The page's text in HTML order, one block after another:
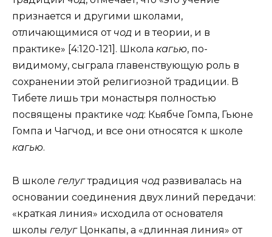
признается и другими школами,
отличающимися от чод и в теории, и в
практике» [4:120-121]. Школа кагью, по-
видимому, сыграла главенствующую роль в
сохранении этой религиозной традиции. В
Тибете лишь три монастыря полностью
посвящены практике чод: Кьябче Гомпа, Гьюне
Гомпа и Чагчод, и все они относятся к школе
кагью.
В школе гелугтрадиция чод развивалась на
основании соединения двух линий передачи:
«краткая линия» исходила от основателя
школы гелугЦонкапы, а «длинная линия» от